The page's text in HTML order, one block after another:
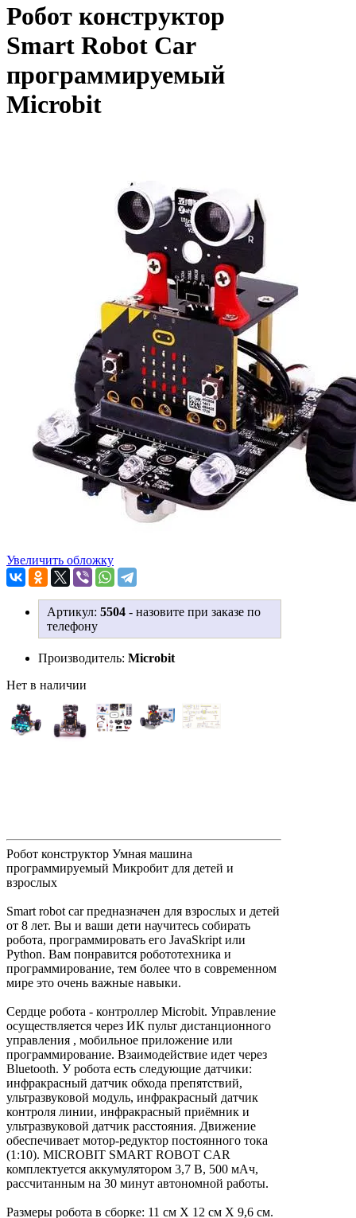
Робот конструктор
Smart Robot Car
программируемый
Microbit
Увеличить обложку
Артикул: 5504 - назовите при заказе по
телефону
Производитель: Microbit
Нет в наличии
Робот конструктор Умная машина
программируемый Микробит для детей и
взрослых
Smart robot car предназначен для взрослых и детей
от 8 лет. Вы и ваши дети научитесь собирать
робота, программировать его JavaSkript или
Python. Вам понравится робототехника и
программирование, тем более что в современном
мире это очень важные навыки.
Сердце робота - контроллер Microbit. Управление
осуществляется через ИК пульт дистанционного
управления , мобильное приложение или
программирование. Взаимодействие идет через
Bluetooth. У робота есть следующие датчики:
инфракрасный датчик обхода препятствий,
ультразвуковой модуль, инфракрасный датчик
контроля линии, инфракрасный приёмник и
ультразвуковой датчик расстояния. Движение
обеспечивает мотор-редуктор постоянного тока
(1:10). MICROBIT SMART ROBOT CAR
комплектуется аккумулятором 3,7 В, 500 мАч,
рассчитанным на 30 минут автономной работы.
Размеры робота в сборке: 11 см Х 12 см Х 9,6 см.